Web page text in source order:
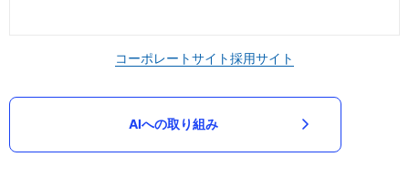
コーポレートサイト採用サイト
AIへの取り組み